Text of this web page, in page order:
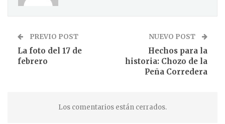
PREVIO POST
La foto del 17 de
febrero
NUEVO POST
Hechos para la
historia: Chozo de la
Peña Corredera
Los comentarios están cerrados.